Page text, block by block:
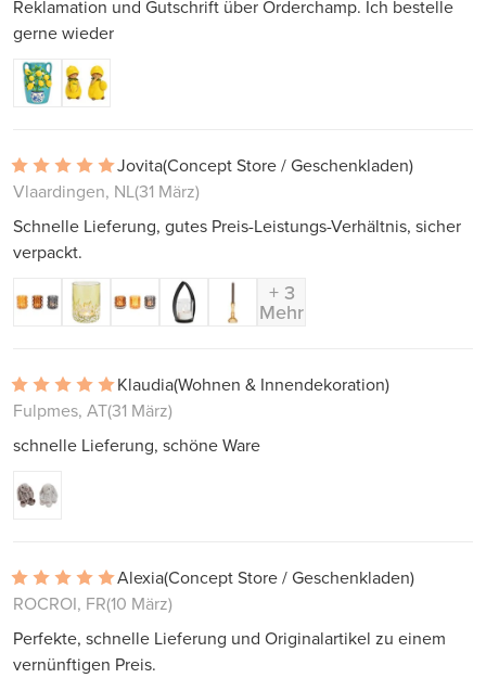
Reklamation und Gutschrift über Orderchamp. Ich bestelle
gerne wieder
Jovita(Concept Store / Geschenkladen)
Vlaardingen, NL(31 März)
Schnelle Lieferung, gutes Preis-Leistungs-Verhältnis, sicher
verpackt.
+ 3
Mehr
Klaudia(Wohnen & Innendekoration)
Fulpmes, AT(31 März)
schnelle Lieferung, schöne Ware
Alexia(Concept Store / Geschenkladen)
ROCROI, FR(10 März)
Perfekte, schnelle Lieferung und Originalartikel zu einem
vernünftigen Preis.